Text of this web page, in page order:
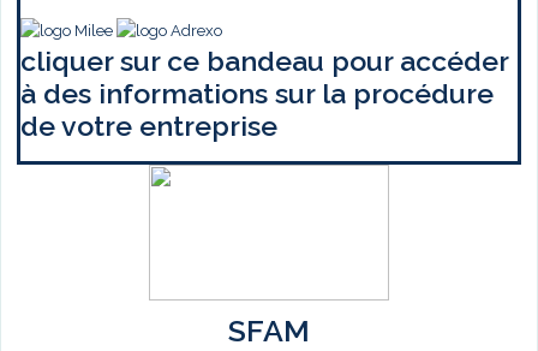
cliquer sur ce bandeau pour accéder
à des informations sur la procédure
de votre entreprise
SFAM